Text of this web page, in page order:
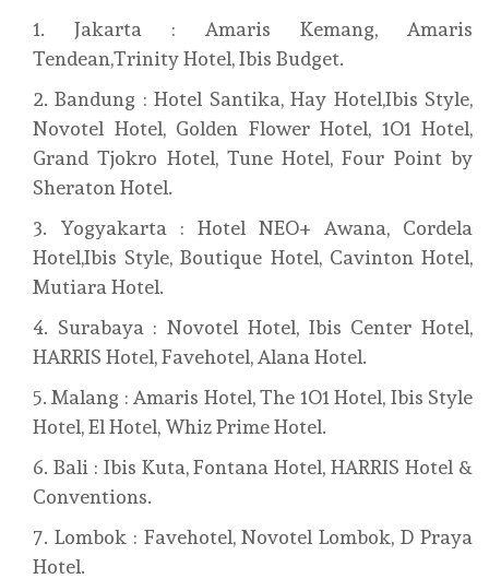
Jakarta : Amaris Kemang, Amaris
Tendean,Trinity Hotel, Ibis Budget.
Bandung : Hotel Santika, Hay Hotel,Ibis Style,
Novotel Hotel, Golden Flower Hotel, 1O1 Hotel,
Grand Tjokro Hotel, Tune Hotel, Four Point by
Sheraton Hotel.
Yogyakarta : Hotel NEO+ Awana, Cordela
Hotel,Ibis Style, Boutique Hotel, Cavinton Hotel,
Mutiara Hotel.
Surabaya : Novotel Hotel, Ibis Center Hotel,
HARRIS Hotel, Favehotel, Alana Hotel.
Malang : Amaris Hotel, The 1O1 Hotel, Ibis Style
Hotel, El Hotel, Whiz Prime Hotel.
Bali : Ibis Kuta, Fontana Hotel, HARRIS Hotel &
Conventions.
Lombok : Favehotel, Novotel Lombok, D Praya
Hotel.